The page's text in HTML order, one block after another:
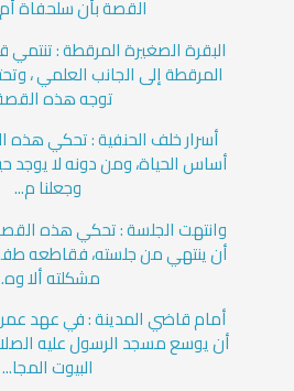
القصة بأن سلحفاة
البقرة الصغيرة المرقطة :
المرقطة إلى الجانب العلمي ،
توجه هذه
أسرار خلف الحنفية : تحكي هذه
أساس الحياة، ومن دونه لا يوجد
وجعلنا م...
وانتهت الجلسة : تحكي هذه
أن ينتهي من جلسته، فقاطعه
مشكلته ألا
أمام قاضي المدينة : في عهد
أن يوسع مسجد الرسول عليه
البيوت المجا...